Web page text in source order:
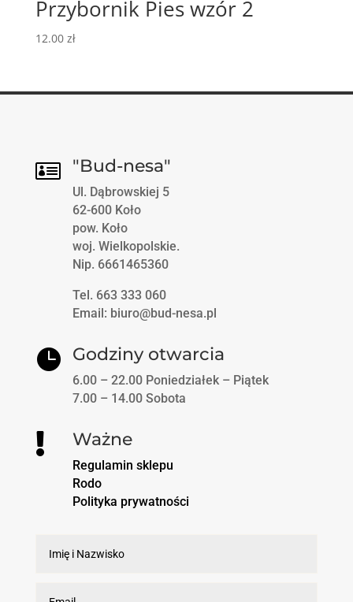
Przybornik Pies wzór 2
12.00 zł
 "Bud-nesa"
Ul. Dąbrowskiej 5
62-600 Koło
pow. Koło
woj. Wielkopolskie.
Nip. 6661465360
Tel. 663 333 060
Email: biuro@bud-nesa.pl
 Godziny otwarcia
6.00 – 22.00 Poniedziałek – Piątek
7.00 – 14.00 Sobota
 Ważne
Regulamin sklepu
Rodo
Polityka prywatności